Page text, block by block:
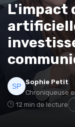
L'impact
Sophie Petit
Chroniqueuse
12 min de lecture